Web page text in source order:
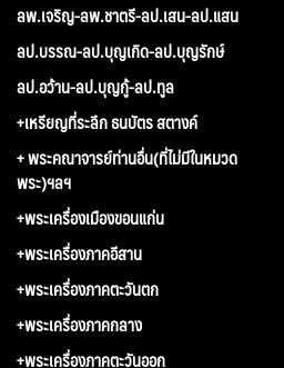
ลพ.เจริญ-ลพ.ชาตรี-ลป.เสน-ลป.แสน
ลป.บรรณ-ลป.บุญเกิด-ลป.บุญรักษ์
ลป.อว้าน-ลป.บุญกู้-ลป.ทูล
+เหรียญที่ระลึก ธนบัตร สตางค์
+ พระคณาจารย์ท่านอื่น(ที่ไม่มีในหมวด
พระ)ฯลฯ
+พระเครื่องเมืองขอนแก่น
+พระเครื่องภาคอีสาน
+พระเครื่องภาคตะวันตก
+พระเครื่องภาคกลาง
+พระเครื่องภาคตะวันออก